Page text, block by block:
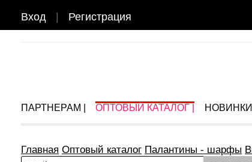
Вход Регистрация
ПАРТНЕРАМ | ОПТОВЫЙ КАТАЛОГ | НОВИНКИ |
Главная Оптовый каталог Палантины - шарфы